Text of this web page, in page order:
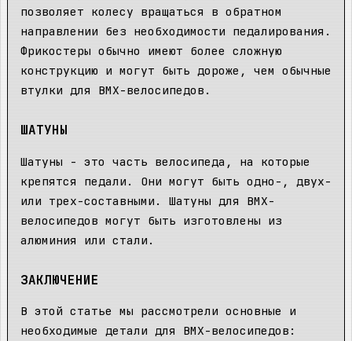
позволяет колесу вращаться в обратном
направлении без необходимости педалирования.
Фрикостеры обычно имеют более сложную
конструкцию и могут быть дороже, чем обычные
втулки для BMX-велосипедов.
ШАТУНЫ
Шатуны - это часть велосипеда, на которые
крепятся педали. Они могут быть одно-, двух-
или трех-составными. Шатуны для BMX-
велосипедов могут быть изготовлены из
алюминия или стали.
ЗАКЛЮЧЕНИЕ
В этой статье мы рассмотрели основные и
необходимые детали для BMX-велосипедов: